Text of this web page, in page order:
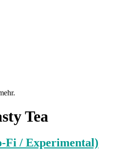
Tea
Fi / Experimental)